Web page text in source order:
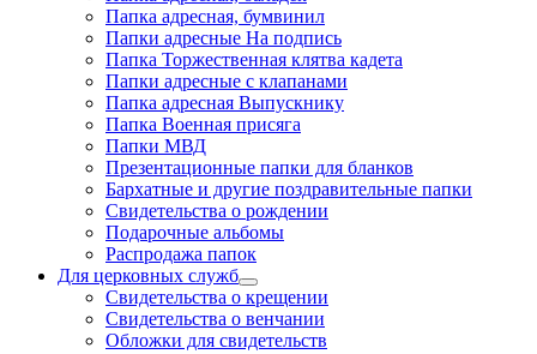
Папка адресная, бумвинил
Папки адресные На подпись
Папка Торжественная клятва кадета
Папки адресные с клапанами
Папка адресная Выпускнику
Папка Военная присяга
Папки МВД
Презентационные папки для бланков
Бархатные и другие поздравительные папки
Свидетельства о рождении
Подарочные альбомы
Распродажа папок
Для церковных служб
Свидетельства о крещении
Свидетельства о венчании
Обложки для свидетельств